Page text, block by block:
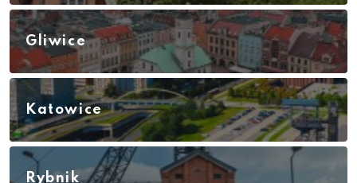
Gliwice
Katowice
Rybnik